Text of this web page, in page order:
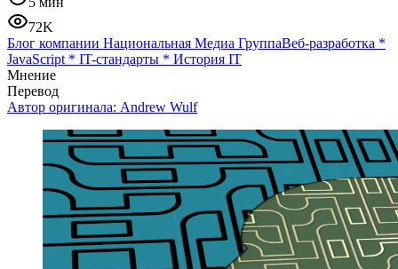
72K
Блог компании Национальная Медиа ГруппаВеб-разработка *
JavaScript * IT-стандарты * История IT
Мнение
Перевод
Автор оригинала: Andrew Wulf